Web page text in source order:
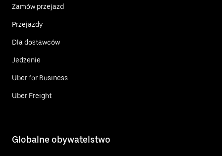
Zamów przejazd
Przejazdy
Dla dostawców
Jedzenie
Uber for Business
Uber Freight
Globalne obywatelstwo